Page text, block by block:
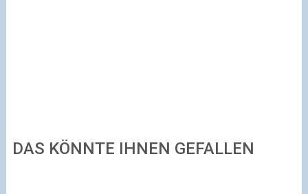
DAS KÖNNTE IHNEN GEFALLEN